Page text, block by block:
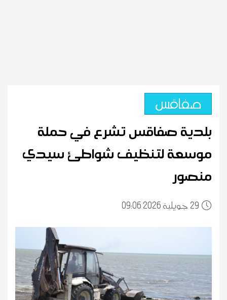
صفاقس
بلدية صفاقس تشرع في حملة
موسعة لتنظيف شواطئ سيدي
منصور
29 09:06 2026 جويلية